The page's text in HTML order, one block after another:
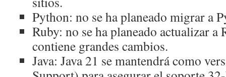
Python: no se ha planeado migrar a
Ruby: no se ha planeado actualizar a
contiene grandes cambios.
Java: Java 21 se mantendrá como